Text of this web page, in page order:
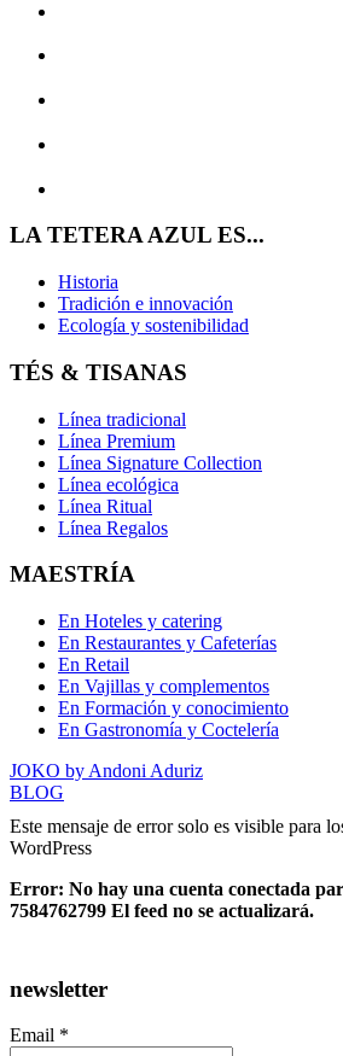
LA TETERA AZUL ES...
Historia
Tradición e innovación
Ecología y sostenibilidad
TÉS & TISANAS
Línea tradicional
Línea Premium
Línea Signature Collection
Línea ecológica
Línea Ritual
Línea Regalos
MAESTRÍA
En Hoteles y catering
En Restaurantes y Cafeterías
En Retail
En Vajillas y complementos
En Formación y conocimiento
En Gastronomía y Coctelería
JOKO by Andoni Aduriz
BLOG
Este mensaje de error solo es visible para
WordPress
Error: No hay una cuenta conectada
7584762799 El feed no se actualizará.
newsletter
Email *